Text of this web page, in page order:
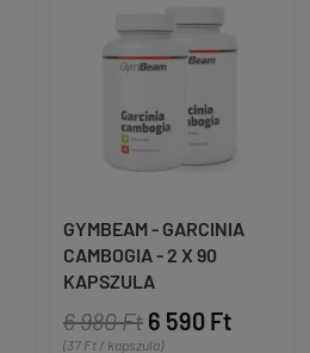
GYMBEAM - GARCINIA
CAMBOGIA - 2 X 90
KAPSZULA
6 980 Ft 6 590 Ft
(37 Ft / kapszula)